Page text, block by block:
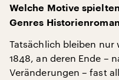
Welche Motive
Genres
Tatsächlich bleiben nur
1848, an deren Ende –
Veränderungen – fast